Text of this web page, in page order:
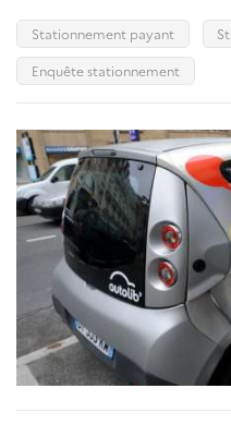
Stationnement payant
Enquête stationnement